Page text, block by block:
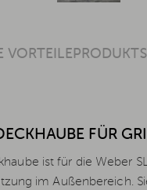
VORTEILE
FÜR
ist für die Weber
im Außenbereich.